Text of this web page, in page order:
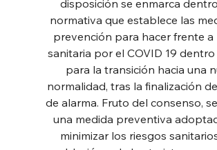
disposición se enmarca
normativa que establece las
prevención para hacer frente a
sanitaria por el COVID 19
para la transición hacia una
normalidad, tras la finalización
de alarma. Fruto del consenso,
una medida preventiva
minimizar los riesgos